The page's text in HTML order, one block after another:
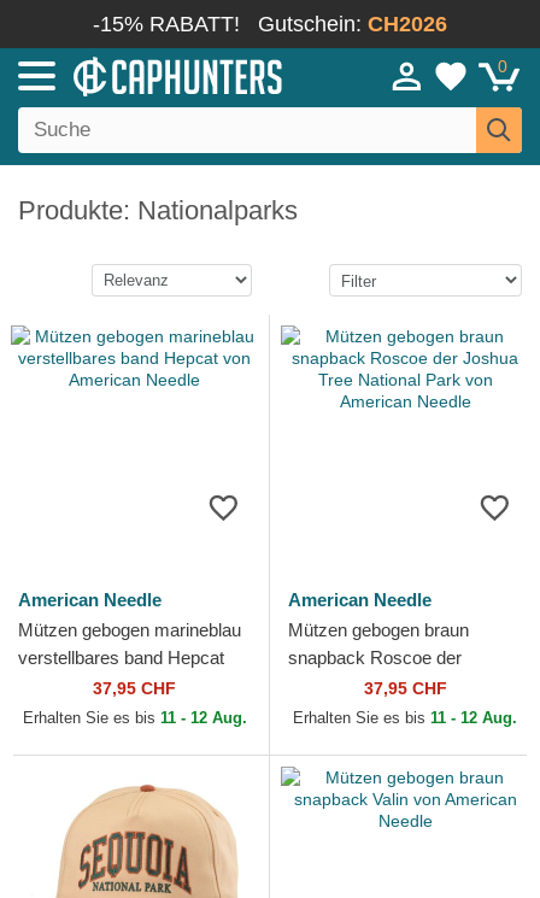
-15% RABATT! Gutschein: CH2026
0
Produkte: Nationalparks
American Needle
Mützen gebogen marineblau
verstellbares band Hepcat
von American Needle
37,95 CHF
Erhalten Sie es bis 11 - 12 Aug.
American Needle
Mützen gebogen braun
snapback Roscoe der
Joshua Tree National Park
von American Needle
37,95 CHF
Erhalten Sie es bis 11 - 12 Aug.